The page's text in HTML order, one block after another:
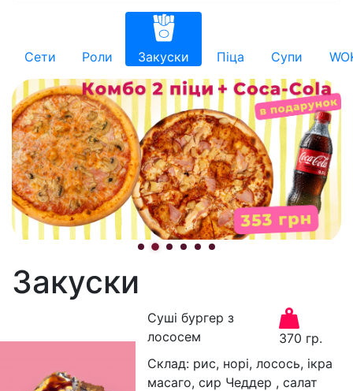
Сети Роли Закуски Піца Супи
Закуски
Суші бургер з
лососем
370 гр.
Склад: рис, норі, лосось, ікра
масаго, сир Чеддер , салат